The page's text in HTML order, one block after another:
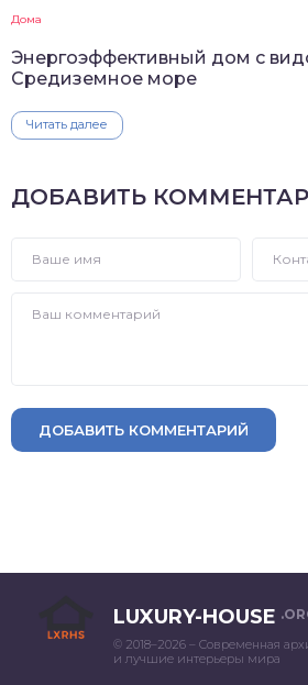
Дома
Энергоэффективный дом с
Средиземное море
Читать далее
ДОБАВИТЬ
ДОБАВИТЬ КОММЕНТАРИЙ
LUXURY-HOUSE
© 2018–2026 – Современная
и лучшие интерьеры мира